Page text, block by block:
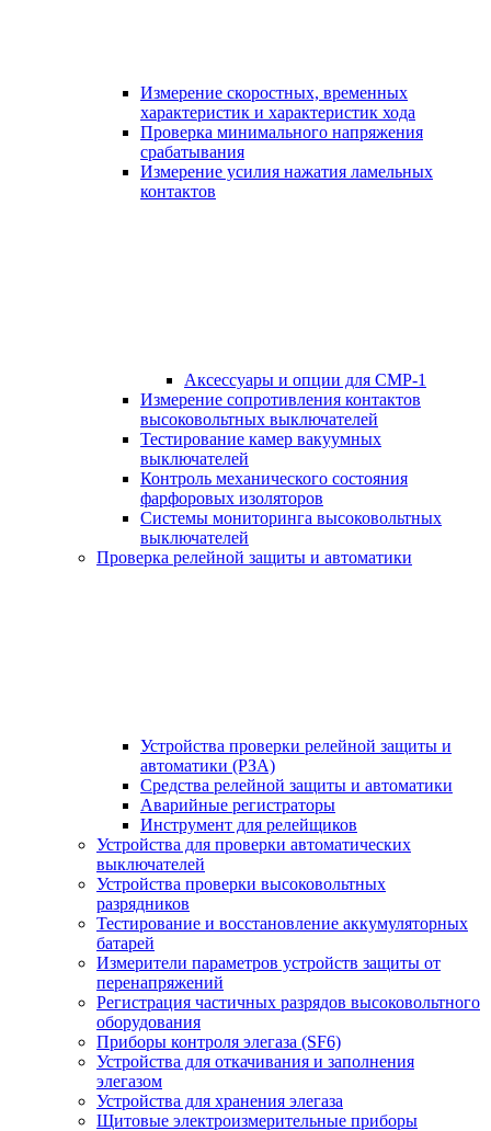
Измерение скоростных, временных
характеристик и характеристик хода
Проверка минимального напряжения
срабатывания
Измерение усилия нажатия ламельных
контактов
Аксессуары и опции для СМР-1
Измерение сопротивления контактов
высоковольтных выключателей
Тестирование камер вакуумных
выключателей
Контроль механического состояния
фарфоровых изоляторов
Системы мониторинга высоковольтных
выключателей
Проверка релейной защиты и автоматики
Устройства проверки релейной защиты и
автоматики (РЗА)
Средства релейной защиты и автоматики
Аварийные регистраторы
Инструмент для релейщиков
Устройства для проверки автоматических
выключателей
Устройства проверки высоковольтных
разрядников
Тестирование и восстановление аккумуляторных
батарей
Измерители параметров устройств защиты от
перенапряжений
Регистрация частичных разрядов высоковольтного
оборудования
Приборы контроля элегаза (SF6)
Устройства для откачивания и заполнения
элегазом
Устройства для хранения элегаза
Щитовые электроизмерительные приборы